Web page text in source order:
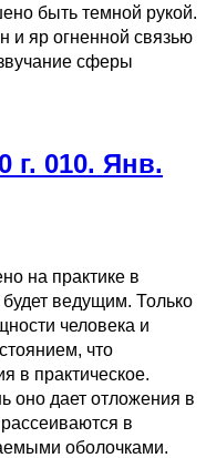
быть темной рукой.
и яр огненной связью
сферы
г. 010. Янв.
на практике в
ведущим. Только
человека и
что
в практическое.
оно дает отложения в
в
оболочками.